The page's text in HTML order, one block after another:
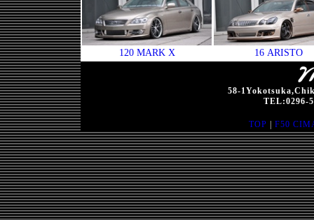
120 MARK X 16 ARISTO
58-
TEL:0296-
TOP F50